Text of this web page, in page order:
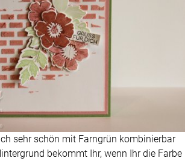
sehr schön mit Farngrün kombinierbar
bekommt Ihr, wenn Ihr die Farbe